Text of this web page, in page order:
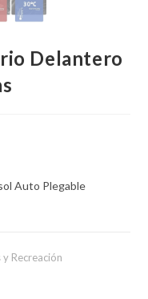
Delantero
Auto Plegable
y Recreación